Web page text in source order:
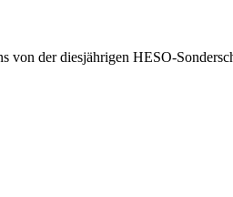
der diesjährigen HESO-